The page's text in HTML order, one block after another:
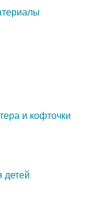
и кофточки
детей